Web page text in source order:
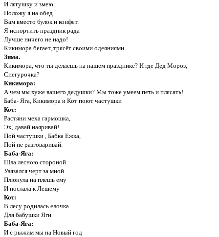
И лягушку и змею
Положу я на обед
Вам вместо булок и конфет.
Я испортить праздник рада –
Лучше ничего не надо!
Кикимора бегает, трясёт своими одеяниями.
Зима.
Кикимора, что ты делаешь на нашем празднике? И где Дед Мороз,
Снегурочка?
Кикимора:
А чем мы хуже вашего дедушки? Мы тоже умеем петь и плясать!
Баба- Яга, Кикимора и Кот поют частушки
Кот:
Растяни меха гармошка,
Эх, давай наяривай!
Пой частушки , Бабка Ежка,
Пой не разговаривай.
Баба-Яга:
Шла лесною стороной
Увязался черт за мной
Плюнула на плешь ему
И послала к Лешему
Кот:
В лесу родилась елочка
Для бабушки Яги
Баба-Яга:
И с рыжим мы на Новый год